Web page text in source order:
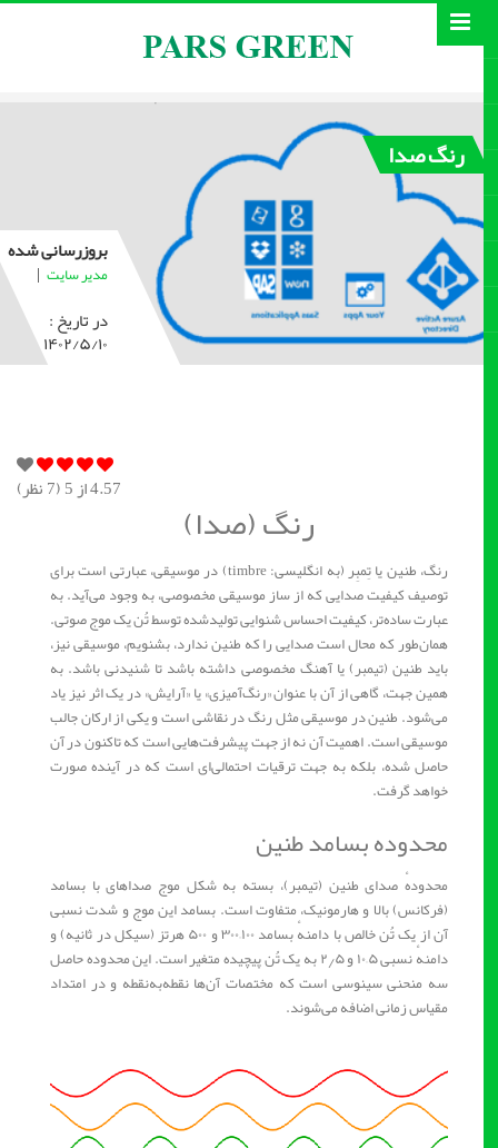
رنگ صدا
بروزرسانی شده
مدیر سایت |
در تاریخ :
۱۴۰۲/۵/۱۰
4.57از 5 ( 7نظر)
رنگ (صدا)
رنگ، طنین یا تِمبِر (به انگلیسی: timbre) در موسیقی، عبارتی است برای
توصیف کیفیت صدایی که از ساز موسیقی مخصوصی، به وجود می‌آید. به
عبارت ساده‌تر، کیفیت احساس شنوایی تولیدشده توسط تُن یک موج صوتی.
همان‌طور که محال است صدایی را که طنین ندارد، بشنویم، موسیقی نیز،
باید طنین (تیمبر) یا آهنگ مخصوصی داشته باشد تا شنیدنی باشد. به
همین جهت، گاهی از آن با عنوان «رنگ‌آمیزی» یا «آرایش» در یک اثر نیز یاد
می‌شود. طنین در موسیقی مثل رنگ در نقاشی است و یکی از ارکان جالب
موسیقی است. اهمیت آن نه از جهت پیشرفت‌هایی است که تاکنون در آن
حاصل شده، بلکه به جهت ترقیات احتمالی‌ای است که در آینده صورت
خواهد گرفت.
محدوده بسامد طنین
محدودهٔ صدای طنین (تیمبر)، بسته به شکل موج صداهای با بسامد
(فرکانس) بالا و هارمونیک، متفاوت است. بسامد این موج و شدت نسبی
آن از یک تُن خالص با دامنهٔ بسامد ۱۰۰–۳۰۰ و ۵۰۰ هرتز (سیکل در ثانیه) و
دامنهٔ نسبی ۵–۱۰ و ۲٫۵ به یک تُن پیچیده متغیر است. این محدوده حاصل
سه منحنی سینوسی است که مختصات آن‌ها نقطه‌به‌نقطه و در امتداد
مقیاس زمانی اضافه می‌شوند.